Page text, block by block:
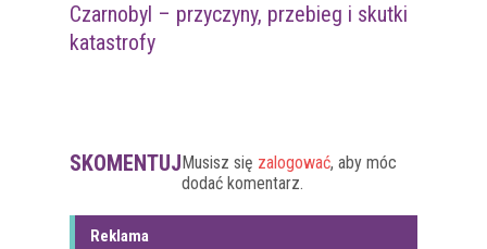
Czarnobyl – przyczyny, przebieg i skutki
katastrofy
SKOMENTUJMusisz się zalogować, aby móc
dodać komentarz.
Reklama